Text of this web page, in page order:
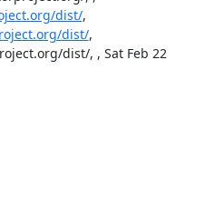
dist/
dist/,
dist/, , Sat Feb 22